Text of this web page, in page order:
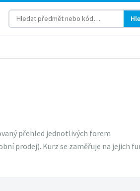
přehled jednotlivých forem
prodej). Kurz se zaměřuje na jejich